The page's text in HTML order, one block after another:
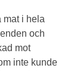
mat i hela
och
mot
inte kunde